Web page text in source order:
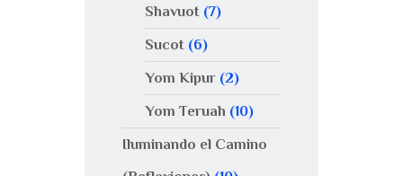
Shavuot(7)
Sucot(6)
Yom Kipur(2)
Yom Teruah (10)
Iluminando el Camino